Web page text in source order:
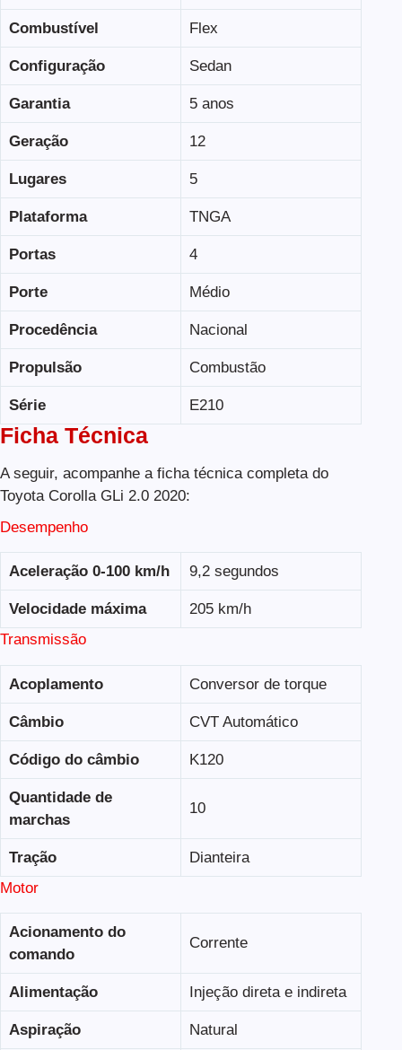
Combustível Flex
Configuração Sedan
Garantia 5 anos
Geração 12
Lugares 5
Plataforma TNGA
Portas 4
Porte Médio
Procedência Nacional
Propulsão Combustão
Série E210
Ficha Técnica
A seguir, acompanhe a ficha técnica completa do
Toyota Corolla GLi 2.0 2020:
Desempenho
Aceleração 0-100 km/h 9,2 segundos
Velocidade máxima
205 km/h
Transmissão
Acoplamento Conversor de torque
Câmbio CVT Automático
Código do câmbio K120
Quantidade de
marchas
10
Tração
Dianteira
Motor
Acionamento do
comando
Corrente
Alimentação Injeção direta e indireta
Aspiração Natural